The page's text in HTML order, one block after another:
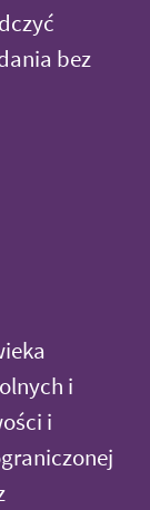
bez
i
i